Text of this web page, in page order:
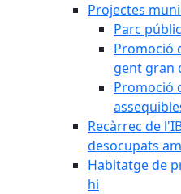
Projectes
Parc
Promoció
gent gran
Promoció
Recàrrec de
desocupats
Habitatge de
hi